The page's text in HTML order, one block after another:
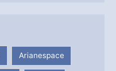
Arianespace